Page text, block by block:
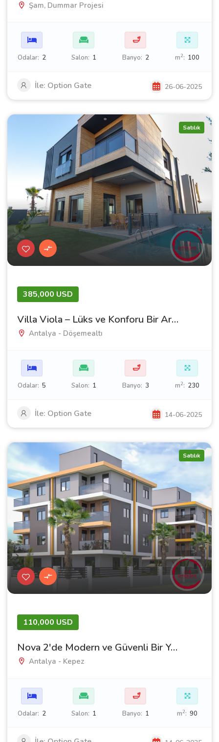
Şam, Dummar Projesi
Odalar: 2 Salon: 1
🛁
Banyo: 2 m2: 100
İle: Option Gate 26-06-2025
Satılık
385,000 USD
Villa Viola – Lüks ve Konforu Bir Arada Sunan Özel Villalar
Antalya - Döşemealtı
Odalar: 5 Salon: 1
🛁
Banyo: 3 m2: 230
İle: Option Gate 14-06-2025
Satılık
110,000 USD
Nova 2'de Modern ve Güvenli Bir Yaşam Sizi Bekliyor
Antalya - Kepez
Odalar: 2 Salon: 1
🛁
Banyo: 1 m2: 90